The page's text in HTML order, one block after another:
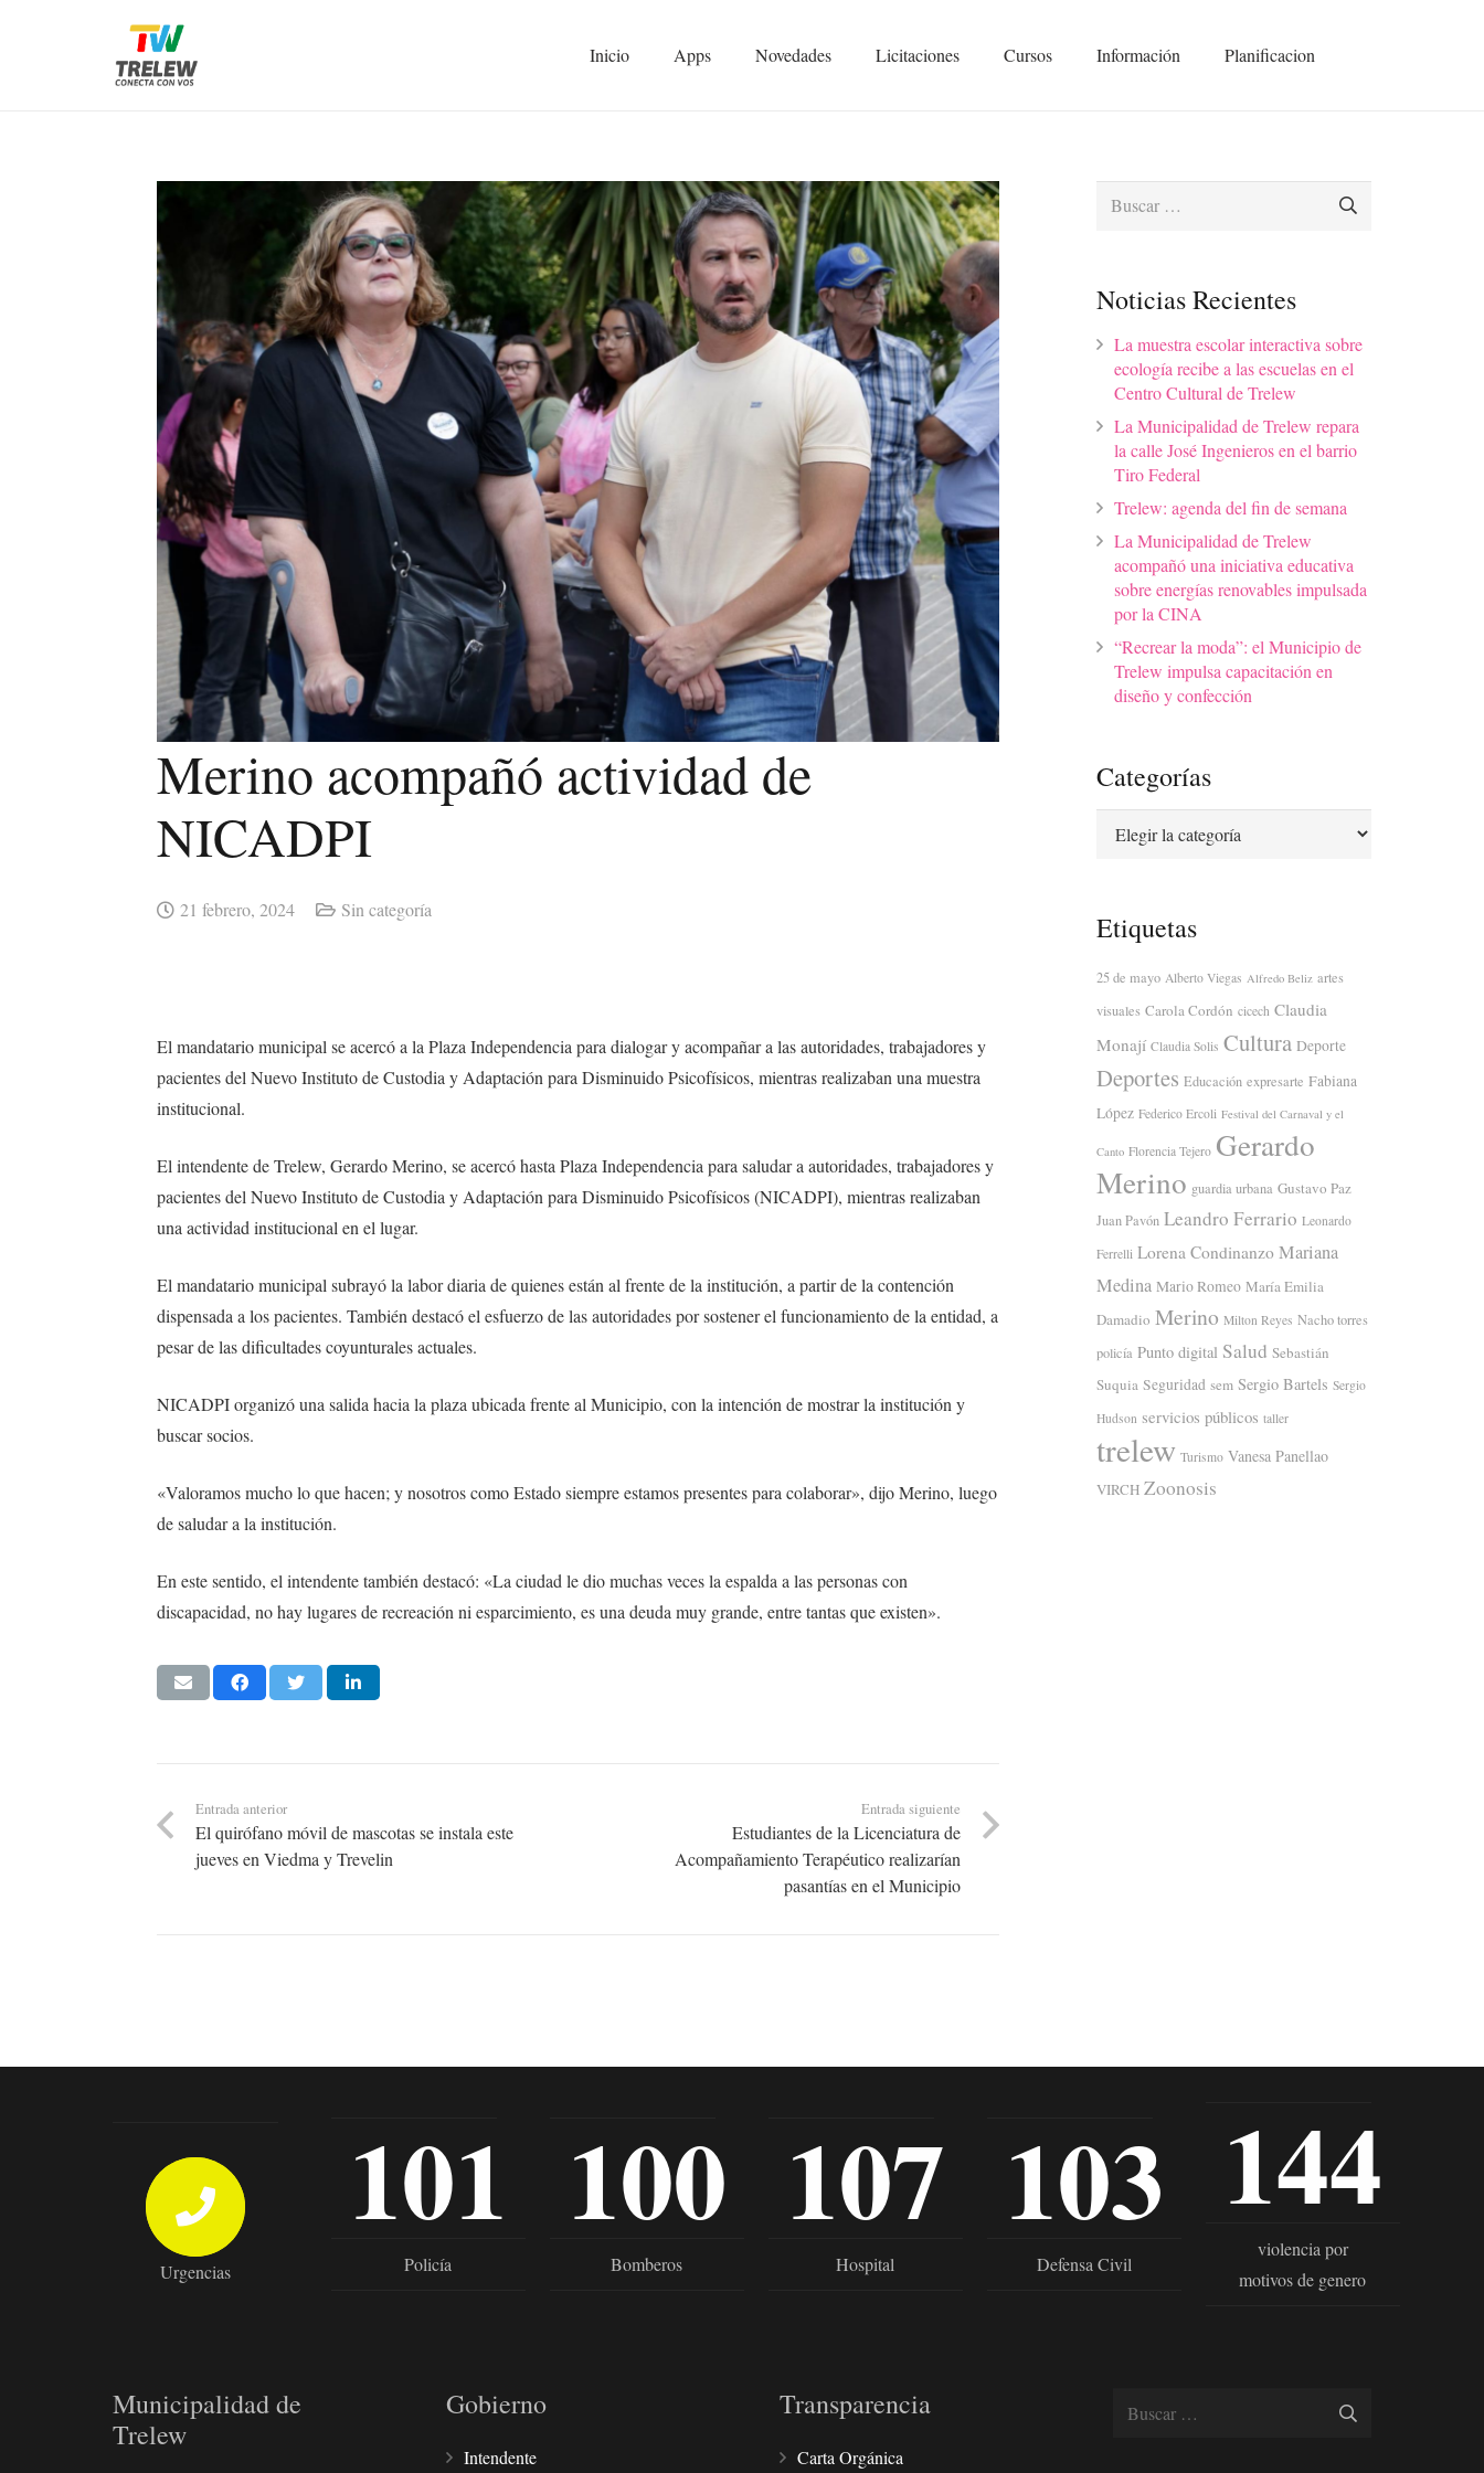
Inicio Apps Novedades Licitaciones Cursos Información Planificacion
Merino acompañó actividad de
NICADPI
21 febrero, 2024 Sin categoría
El mandatario municipal se acercó a la Plaza Independencia para dialogar y acompañar a las autoridades, trabajadores y
pacientes del Nuevo Instituto de Custodia y Adaptación para Disminuido Psicofísicos, mientras realizaban una muestra
institucional.
El intendente de Trelew, Gerardo Merino, se acercó hasta Plaza Independencia para saludar a autoridades, trabajadores y
pacientes del Nuevo Instituto de Custodia y Adaptación para Disminuido Psicofísicos (NICADPI), mientras realizaban
una actividad institucional en el lugar.
El mandatario municipal subrayó la labor diaria de quienes están al frente de la institución, a partir de la contención
dispensada a los pacientes. También destacó el esfuerzo de las autoridades por sostener el funcionamiento de la entidad, a
pesar de las dificultades coyunturales actuales.
NICADPI organizó una salida hacia la plaza ubicada frente al Municipio, con la intención de mostrar la institución y
buscar socios.
«Valoramos mucho lo que hacen; y nosotros como Estado siempre estamos presentes para colaborar», dijo Merino, luego
de saludar a la institución.
En este sentido, el intendente también destacó: «La ciudad le dio muchas veces la espalda a las personas con
discapacidad, no hay lugares de recreación ni esparcimiento, es una deuda muy grande, entre tantas que existen».
Entrada anterior
El quirófano móvil de mascotas se instala este
jueves en Viedma y Trevelin
Entrada siguiente
Estudiantes de la Licenciatura de
Acompañamiento Terapéutico realizarían
pasantías en el Municipio
Buscar:
Noticias Recientes
La muestra escolar interactiva sobre
ecología recibe a las escuelas en el
Centro Cultural de Trelew
La Municipalidad de Trelew repara
la calle José Ingenieros en el barrio
Tiro Federal
Trelew: agenda del fin de semana
La Municipalidad de Trelew
acompañó una iniciativa educativa
sobre energías renovables impulsada
por la CINA
“Recrear la moda”: el Municipio de
Trelew impulsa capacitación en
diseño y confección
Categorías
Etiquetas
25 de mayo Alberto Viegas Alfredo Beliz artes
visuales Carola Cordón cicech Claudia
Monají Claudia Solis Cultura Deporte
Deportes Educación expresarte Fabiana
López Federico Ercoli Festival del Carnaval y el
Canto Florencia Tejero Gerardo
Merino guardia urbana Gustavo Paz
Juan Pavón Leandro Ferrario Leonardo
Ferrelli Lorena Condinanzo Mariana
Medina Mario Romeo María Emilia
Damadio Merino Milton Reyes Nacho torres
policía Punto digital Salud Sebastián
Suquia Seguridad sem Sergio Bartels Sergio
Hudson servicios públicos taller
trelew Turismo Vanesa Panellao
VIRCH Zoonosis
Urgencias
101
Policía
100
Bomberos
107
Hospital
103
Defensa Civil
144
violencia por
motivos de genero
Municipalidad de
Trelew
Gobierno
Intendente
Transparencia
Carta Orgánica
Buscar: